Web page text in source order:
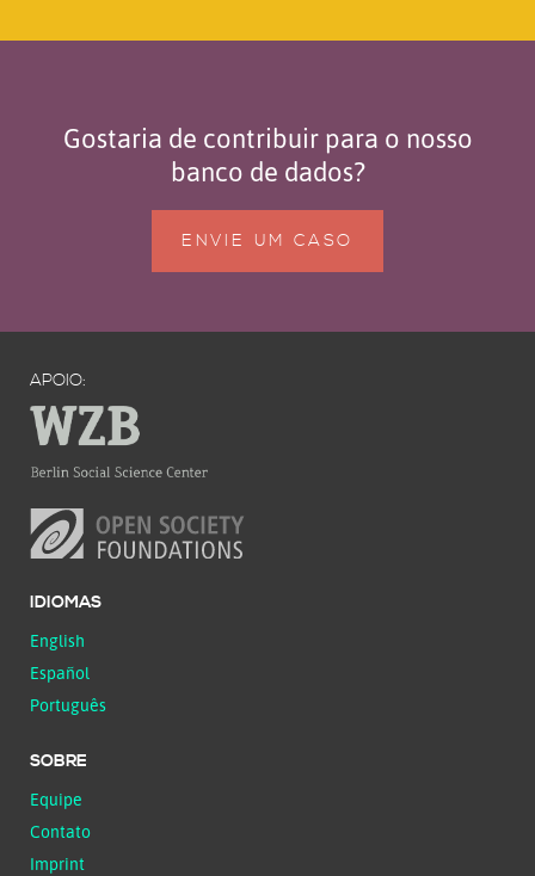
Gostaria de contribuir para o nosso
banco de dados?
ENVIE UM CASO
APOIO:
IDIOMAS
English
Español
Português
SOBRE
Equipe
Contato
Imprint